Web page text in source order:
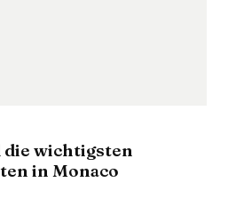
die wichtigsten
in Monaco